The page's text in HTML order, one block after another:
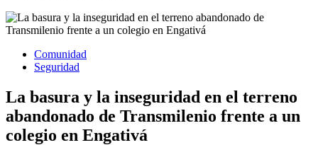
Comunidad
Seguridad
La basura y la inseguridad en el terreno
abandonado de Transmilenio frente a un
colegio en Engativá